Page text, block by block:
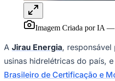
Brasileirão Série A
Brasileirão Série B
Paulistão
Copa do Brasil
Sul-Americana
Copa América
Champions League
Premier League
Imagem Criada por IA —
A Jirau Energia, responsável
usinas hidrelétricas do país,
Brasileiro de Certificação e